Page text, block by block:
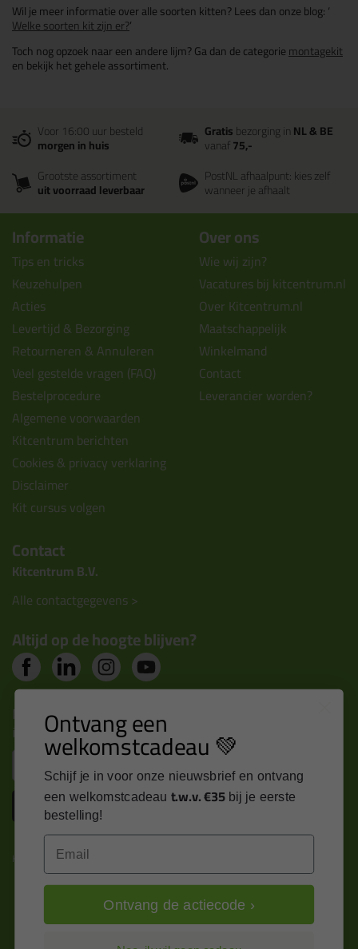
Wil je meer informatie over alle soorten kitten? Lees dan onze blog: ‘
Welke soorten kit zijn er?’
Toch nog opzoek naar een andere lijm? Ga dan de categoriemontagekit
en bekijk het gehele assortiment.
Voor 16:00 uur besteld
morgen in huis
Gratisbezorging inNL & BE
vanaf75,-
Grootste assortiment
uit voorraad leverbaar
PostNL afhaalpunt: kies zelf
wanneer je afhaalt
Informatie
Tips en tricks
Keuzehulpen
Acties
Levertijd & Bezorging
Retourneren & Annuleren
Veel gestelde vragen (FAQ)
Bestelprocedure
Algemene voorwaarden
Kitcentrum berichten
Cookies & privacy verklaring
Disclaimer
Kit cursus volgen
Over ons
Wie wij zijn?
Vacatures bij kitcentrum.nl
Over Kitcentrum.nl
Maatschappelijk
Winkelmand
Contact
Leverancier worden?
Contact
Kitcentrum B.V.
Alle contactgegevens >
Altijd op de hoogte blijven?
Nieuws, tips en exclusieve deals rechtstreeks in je
inbox
Inschrijven
Kitcentrum is trots op:
Ontvang een
welkomstcadeau 💚
Schijf je in voor onze nieuwsbrief en ontvang
een welkomstcadeau t.w.v. €35 bij je eerste
bestelling!
Email
Ontvang de actiecode ›